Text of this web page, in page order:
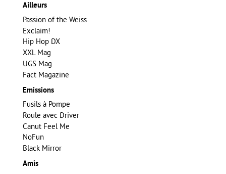
Ailleurs
Passion of the Weiss
Exclaim!
Hip Hop DX
XXL Mag
UGS Mag
Fact Magazine
Emissions
Fusils à Pompe
Roule avec Driver
Canut Feel Me
NoFun
Black Mirror
Amis